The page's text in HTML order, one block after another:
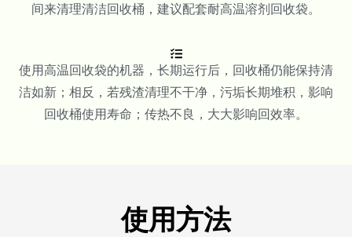
间来清理清洁回收桶，建议配套耐高温溶剂回收袋。
使用高温回收袋的机器，长期运行后，回收桶仍能保持清
洁如新；相反，若残渣清理不干净，污垢长期堆积，影响
回收桶使用寿命；传热不良，大大影响回效率。
使用方法